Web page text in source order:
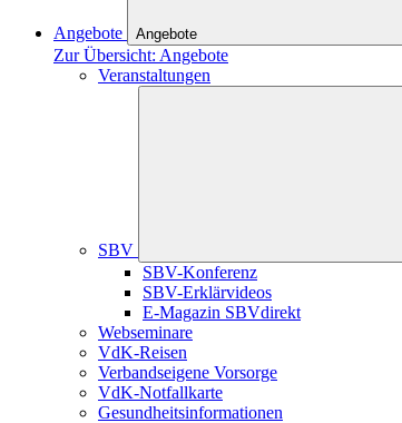
Angebote Angebote
Zur Übersicht: Angebote
Veranstaltungen
SBV
SBV-Konferenz
SBV-Erklärvideos
E-Magazin SBVdirekt
Webseminare
VdK-Reisen
Verbandseigene Vorsorge
VdK-Notfallkarte
Gesundheitsinformationen